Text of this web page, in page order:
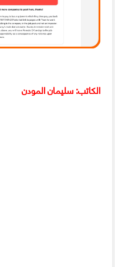
الكاتب: سليمان المودن